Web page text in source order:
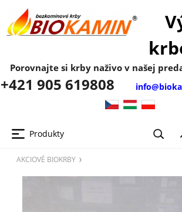
Porovnajte si krby naživo v našej
+421 905 619808
Produkty
AKCIOVÉ BIOKRBY